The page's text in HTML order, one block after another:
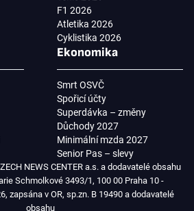
F1 2026
Atletika 2026
Cyklistika 2026
Ekonomika
Smrt OSVČ
Spořicí účty
Superdávka – změny
Důchody 2027
Minimální mzda 2027
Senior Pas – slevy
NEWS CENTER a.s. a dodavatelé obsahu
Schmolkové 3493/1, 100 00 Praha 10 -
zapsána v OR, sp.zn. B 19490 a dodavatelé
obsahu